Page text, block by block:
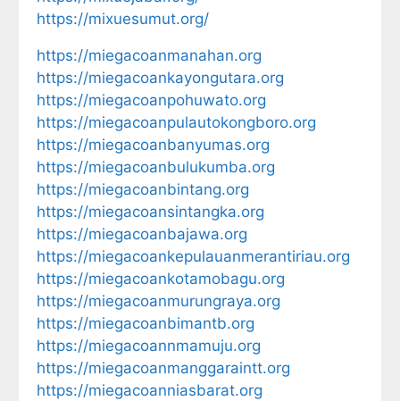
https://mixuesumut.org/
https://miegacoanmanahan.org
https://miegacoankayongutara.org
https://miegacoanpohuwato.org
https://miegacoanpulautokongboro.org
https://miegacoanbanyumas.org
https://miegacoanbulukumba.org
https://miegacoanbintang.org
https://miegacoansintangka.org
https://miegacoanbajawa.org
https://miegacoankepulauanmerantiriau.org
https://miegacoankotamobagu.org
https://miegacoanmurungraya.org
https://miegacoanbimantb.org
https://miegacoannmamuju.org
https://miegacoanmanggaraintt.org
https://miegacoanniasbarat.org